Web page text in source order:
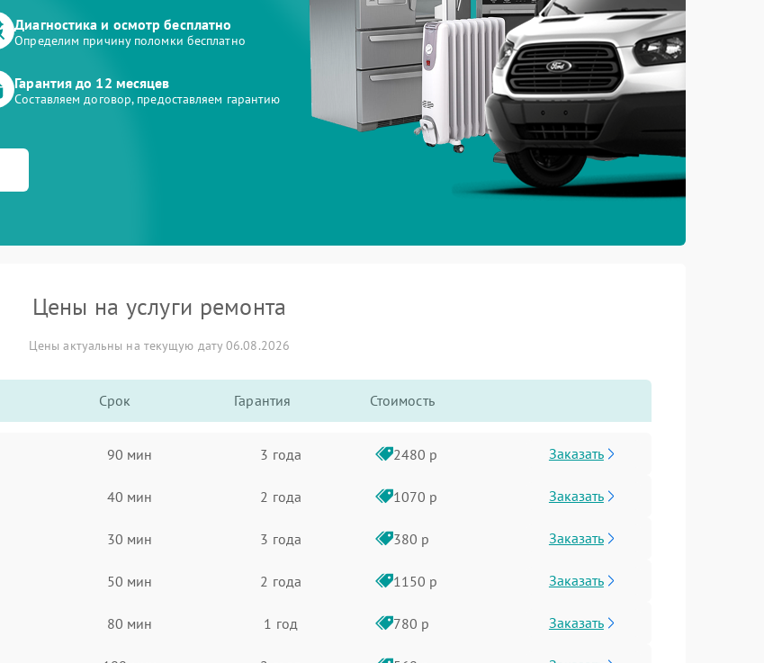
Диагностика и осмотр бесплатно
Определим причину поломки бесплатно
Гарантия до 12 месяцев
Составляем договор, предоставляем гарантию
Цены на услуги ремонта
Цены актуальны на текущую дату 06.08.2026
Срок Гарантия Стоимость
90 мин 3 года 2480 р Заказать
40 мин 2 года 1070 р Заказать
30 мин 3 года 380 р Заказать
50 мин 2 года 1150 р Заказать
80 мин 1 год 780 р Заказать